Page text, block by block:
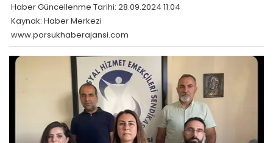
Haber Güncellenme Tarihi: 28.09.2024 11:04
Kaynak: Haber Merkezi
www.porsukhaberajansi.com